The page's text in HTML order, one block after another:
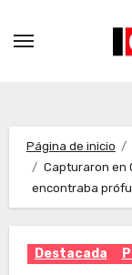
Página de inicio
Capturaron en
encontraba
Destacada